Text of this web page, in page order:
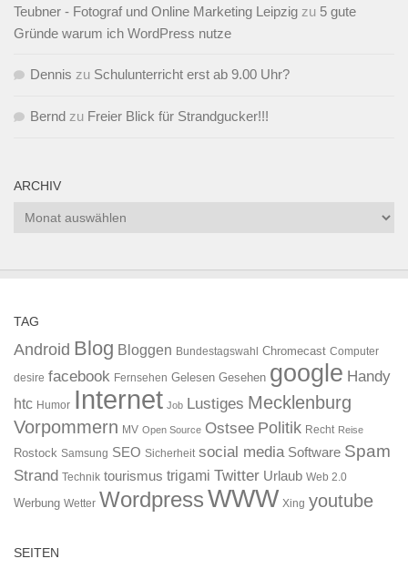
Teubner - Fotograf und Online Marketing Leipzig zu 5 gute
Gründe warum ich WordPress nutze
Dennis zu Schulunterricht erst ab 9.00 Uhr?
Bernd zu Freier Blick für Strandgucker!!!
ARCHIV
Archiv
TAG
Android Blog Bloggen Bundestagswahl Chromecast Computer
desire facebook Fernsehen Gelesen Gesehen google Handy
htc Humor Internet Job Lustiges Mecklenburg
Vorpommern MV Open Source Ostsee Politik Recht Reise
Rostock Samsung SEO Sicherheit social media Software Spam
Strand Technik tourismus trigami Twitter Urlaub Web 2.0
Werbung Wetter WordpressWWW Xing youtube
SEITEN